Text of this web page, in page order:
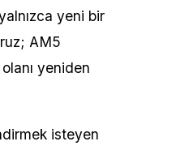
yeni bir
AM5
yeniden
isteyen